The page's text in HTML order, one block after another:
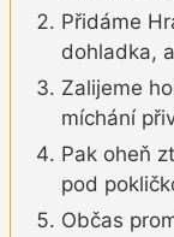
Přidáme
dohladka,
Zalijeme
míchání
Pak oheň
pod
Občas